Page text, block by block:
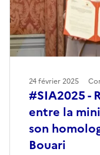
#SIA2025 -
entre la
son
Bouari
24 février 2025